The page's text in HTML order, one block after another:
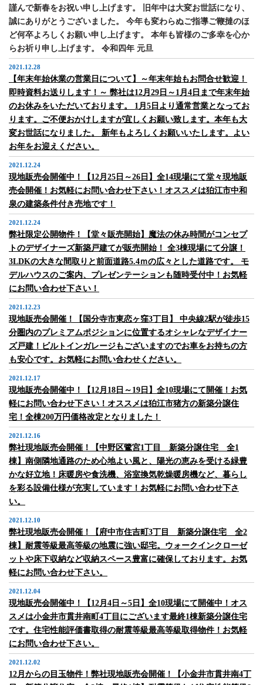
謹んで新春をお祝い申し上げます。 旧年中は大変お世話になり、
誠にありがとうございました。 今年も変わらぬご指導ご鞭撻のほ
ど何卒よろしくお願い申し上げます。 本年も皆様のご多幸を心か
らお祈り申し上げます。 令和四年 元旦
2021.12.28
【年末年始休業の営業日について】～年末年始もお問合せ歓迎！
即時資料お送りします！～ 弊社は12月29日～1月4日まで年末年始
のお休みをいただいております。 1月5日より通常営業となってお
ります。ご不便おかけしますが宜しくお願い致します。本年も大
変お世話になりました。 新年もよろしくお願いいたします。よい
お年をお迎えください。
2021.12.24
現地販売会開催中！【12月25日～26日】全14現場にて堂々現地販
売会開催！お気軽にお問い合わせ下さい！オススメは狛江市中和
泉の建築条件付き売地です！
2021.12.24
弊社限定公開物件！【堂々販売開始】魔法の休み時間がコンセプ
トのデザイナーズ新築戸建てが販売開始！ 全3棟現場にて分譲！
3LDKの大きな間取りと前面道路5.4ｍの広々とした道路です。 モ
デルハウスのご案内、プレゼンテーションも随時受付中！お気軽
にお問い合わせ下さい！
2021.12.23
現地販売会開催！【国分寺市東恋ヶ窪3丁目】 中央線2駅が徒歩15
分圏内のプレミアムポジションに位置するオシャレなデザイナー
ズ戸建！ビルトインガレージもございますのでお車をお持ちの方
も安心です。お気軽にお問い合わせください。
2021.12.17
現地販売会開催中！【12月18日～19日】全10現場にて開催！お気
軽にお問い合わせ下さい！オススメは狛江市猪方の新築分譲住
宅！全棟200万円価格改定となりました！
2021.12.16
弊社現地販売会開催！【中野区鷺宮1丁目 新築分譲住宅 全1
棟】南側隣地通路のため心地よい風と、陽光の恵みを受ける緑豊
かな好立地！床暖房や食洗機、浴室換気乾燥暖房機など、暮らし
を彩る設備仕様が充実しています！お気軽にお問い合わせ下さ
い。
2021.12.10
弊社現地販売会開催！【府中市住吉町3丁目 新築分譲住宅 全2
棟】耐震等級最高等級の地震に強い邸宅。ウォークインクローゼ
ットや床下収納など収納スペース豊富に確保しております。お気
軽にお問い合わせ下さい。
2021.12.04
現地販売会開催中！【12月4日～5日】全10現場にて開催中！オス
スメは小金井市貫井南町4丁目にございます最終1棟新築分譲住宅
です。住宅性能評価書取得の耐震等級最高等級取得物件！お気軽
にお問い合わせ下さい。
2021.12.02
12月からの目玉物件！弊社現地販売会開催！【小金井市貫井南4丁